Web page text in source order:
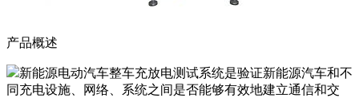
产品概述
新能源电动汽车整车充放电测试系统是验证新能源汽车和不
同充电设施、网络、系统之间是否能够有效地建立通信和交